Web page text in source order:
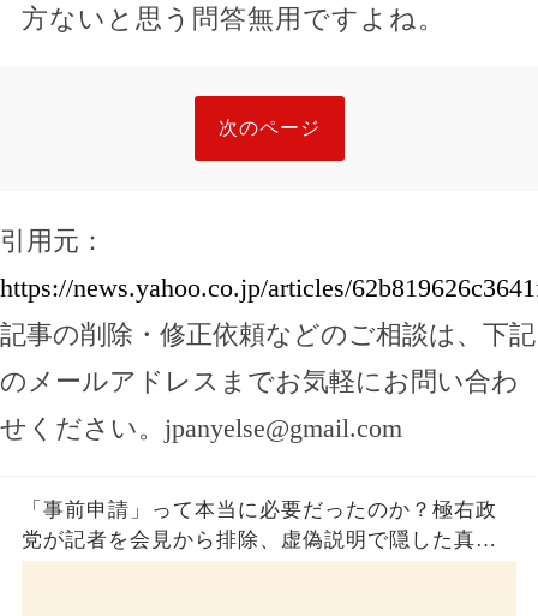
方ないと思う問答無用ですよね。
次のページ
引用元：
https://news.yahoo.co.jp/articles/
記事の削除・修正依頼などのご相談は、下記
のメールアドレスまでお気軽にお問い合わ
せください。 jpanyelse@gmail.com
「事前申請」って本当に必要だったのか？極右政
党が記者を会見から排除、虚偽説明で隠した真実